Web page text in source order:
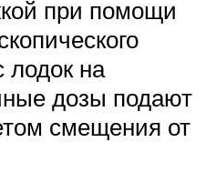
при помощи
на
дозы подают
смещения от